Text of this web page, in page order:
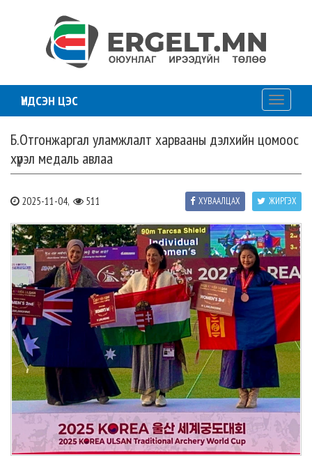
ҮНДСЭН ЦЭС
Toggle
Б.Отгонжаргал уламжлалт харвааны дэлхийн цомоос
хүрэл медаль авлаа
2025-11-04, 511 ЖИРГЭХ
ХУВААЛЦАХ